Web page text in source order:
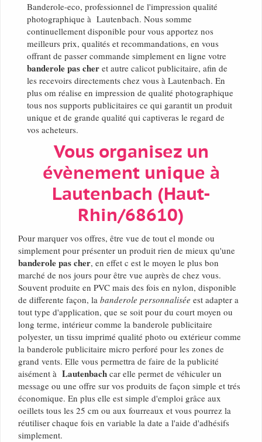
Banderole-eco, professionnel de l'impression qualité
photographique à Lautenbach. Nous somme
continuellement disponible pour vous apportez nos
meilleurs prix, qualités et recommandations, en vous
offrant de passer commande simplement en ligne votre
banderole pas cher et autre calicot publicitaire, afin de
les recevoirs directements chez vous à Lautenbach. En
plus om réalise en impression de qualité photographique
tous nos supports publicitaires ce qui garantit un produit
unique et de grande qualité qui captiveras le regard de
vos acheteurs.
Vous organisez un
évènement unique à
Lautenbach (Haut-
Rhin/68610)
Pour marquer vos offres, être vue de tout el monde ou
simplement pour présenter un produit rien de mieux qu'une
banderole pas cher, en effet c est le moyen le plus bon
marché de nos jours pour être vue auprès de chez vous.
Souvent produite en PVC mais des fois en nylon, disponible
de differente façon, la banderole personnalisée est adapter a
tout type d'application, que se soit pour du court moyen ou
long terme, intérieur comme la banderole publicitaire
polyester, un tissu imprimé qualité photo ou extérieur comme
la banderole publicitaire micro perforé pour les zones de
grand vents. Elle vous permettra de faire de la publicité
aisément à Lautenbach car elle permet de véhiculer un
message ou une offre sur vos produits de façon simple et trés
économique. En plus elle est simple d'emploi grâce aux
oeillets tous les 25 cm ou aux fourreaux et vous pourrez la
réutiliser chaque fois en variable la date a l'aide d'adhésifs
simplement.